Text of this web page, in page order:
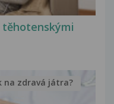
těhotenskými
na zdravá játra?